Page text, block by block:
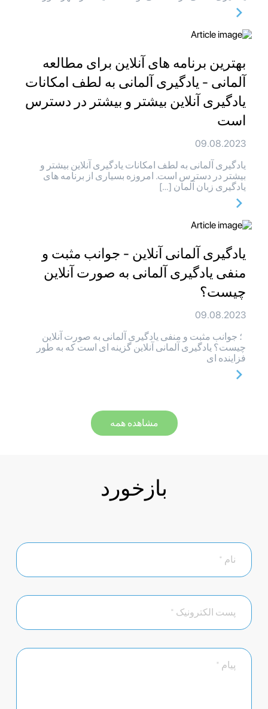
بهترین برنامه های آنلاین برای مطالعه
آلمانی - یادگیری آلمانی به لطف امکانات
یادگیری آنلاین بیشتر و بیشتر در دسترس
است
09.08.2023
یادگیری آلمانی به لطف امکانات یادگیری آنلاین بیشتر و
بیشتر در دسترس است. امروزه بسیاری از برنامه های
یادگیری زبان آلمان […]
یادگیری آلمانی آنلاین - جوانب مثبت و
منفی یادگیری آلمانی به صورت آنلاین
چیست؟
09.08.2023
؛ جوانب مثبت و منفی یادگیری آلمانی به صورت آنلاین
چیست؟ یادگیری آلمانی آنلاین گزینه ای است که به طور
فزاینده ای
مشاهده همه
بازخورد